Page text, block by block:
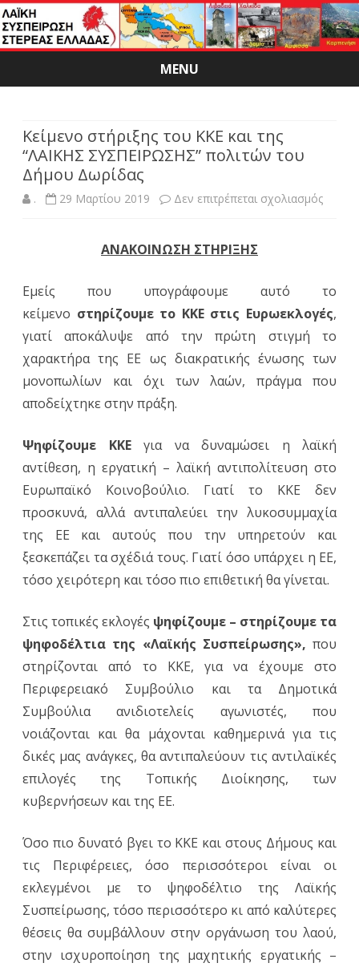
MENU
Skip
Κείμενο στήριξης του ΚΚΕ και της
“ΛΑΙΚΗΣ ΣΥΣΠΕΙΡΩΣΗΣ” πολιτών του
Δήμου Δωρίδας
. 29 Μαρτίου 2019 Δεν επιτρέπεται σχολιασμόςστο
ΚΚΕ
και
της
Δήμου
ΑΝΑΚΟΙΝΩΣΗ ΣΤΗΡΙΞΗΣ
Εμείς που υπογράφουμε αυτό το
κείμενο στηρίζουμε το ΚΚΕ στις Ευρωεκλογές,
γιατί αποκάλυψε από την πρώτη στιγμή το
χαρακτήρα της ΕΕ ως διακρατικής ένωσης των
μονοπωλίων και όχι των λαών, πράγμα που
αποδείχτηκε στην πράξη.
Ψηφίζουμε ΚΚΕγια να δυναμώσει η λαϊκή
αντίθεση, η εργατική – λαϊκή αντιπολίτευση στο
Ευρωπαϊκό Κοινοβούλιο. Γιατί το ΚΚΕ δεν
προσκυνά, αλλά αντιπαλεύει την λυκοσυμμαχία
της ΕΕ και αυτούς που την υπηρετούν και
ξεσκεπάζει τα σχέδιά τους. Γιατί όσο υπάρχει η ΕΕ,
τόσο χειρότερη και τόσο πιο επιθετική θα γίνεται.
Στις τοπικές εκλογές ψηφίζουμε – στηρίζουμε τα
ψηφοδέλτια της «Λαϊκής Συσπείρωσης», που
στηρίζονται από το ΚΚΕ, για να έχουμε στο
Περιφερειακό Συμβούλιο και τα Δημοτικά
Συμβούλια ανιδιοτελείς αγωνιστές, που
νοιάζονται και θα μάχονται καθημερινά για τις
δικές μας ανάγκες, θα αντιπαλεύουν τις αντιλαϊκές
επιλογές της Τοπικής Διοίκησης, των
κυβερνήσεων και της ΕΕ.
Όσο πιο δυνατό βγει το ΚΚΕ και στους Δήμους και
τις Περιφέρειες, όσο περισσότεροι είναι οι
εκλεγμένοι με το ψηφοδέλτιο της Λαϊκής
Συσπείρωσης, τόσο περισσότερο κι από καλύτερες
θέσεις θα συμβάλλουν στην οργάνωση του λαού,
στην ισχυροποίηση της μαχητικής εργατικής –